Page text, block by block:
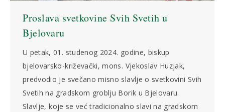
Proslava svetkovine Svih Svetih u
Bjelovaru
U petak, 01. studenog 2024. godine, biskup
bjelovarsko-križevački, mons. Vjekoslav Huzjak,
predvodio je svečano misno slavlje o svetkovini Svih
Svetih na gradskom groblju Borik u Bjelovaru.
Slavlje, koje se već tradicionalno slavi na gradskom